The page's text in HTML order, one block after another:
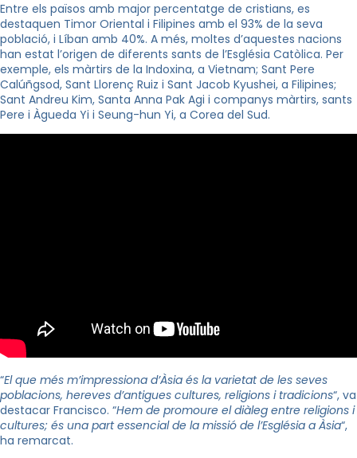
Entre els països amb major percentatge de cristians, es
destaquen Timor Oriental i Filipines amb el 93% de la seva
població, i Líban amb 40%. A més, moltes d’aquestes nacions
han estat l’origen de diferents sants de l’Església Catòlica. Per
exemple, els màrtirs de la Indoxina, a Vietnam; Sant Pere
Calúñgsod, Sant Llorenç Ruiz i Sant Jacob Kyushei, a Filipines;
Sant Andreu Kim, Santa Anna Pak Agi i companys màrtirs, sants
Pere i Àgueda Yi i Seung-hun Yi, a Corea del Sud.
“El que més m’impressiona d’Àsia és la varietat de les seves
poblacions, hereves d’antigues cultures, religions i tradicions“, va
destacar Francisco. “Hem de promoure el diàleg entre religions i
cultures; és una part essencial de la missió de l’Església a Àsia“,
ha remarcat.